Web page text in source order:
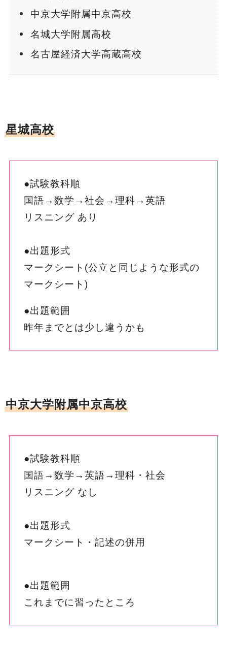
中京大学附属中京高校
名城大学附属高校
名古屋経済大学高蔵高校
星城高校
●試験教科順
国語→数学→社会→理科→英語
リスニング あり
●出題形式
マークシート(公立と同じような形式の
マークシート)
●出題範囲
昨年までとは少し違うかも
中京大学附属中京高校
●試験教科順
国語→数学→英語→理科・社会
リスニング なし
●出題形式
マークシート・記述の併用
●出題範囲
これまでに習ったところ